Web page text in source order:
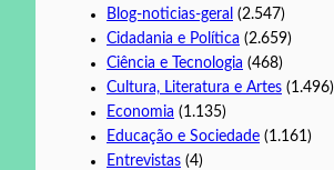
Blog-noticias-geral (2.547)
Cidadania e Política (2.659)
Ciência e Tecnologia (468)
Cultura, Literatura e Artes (1.496)
Economia (1.135)
Educação e Sociedade (1.161)
Entrevistas (4)